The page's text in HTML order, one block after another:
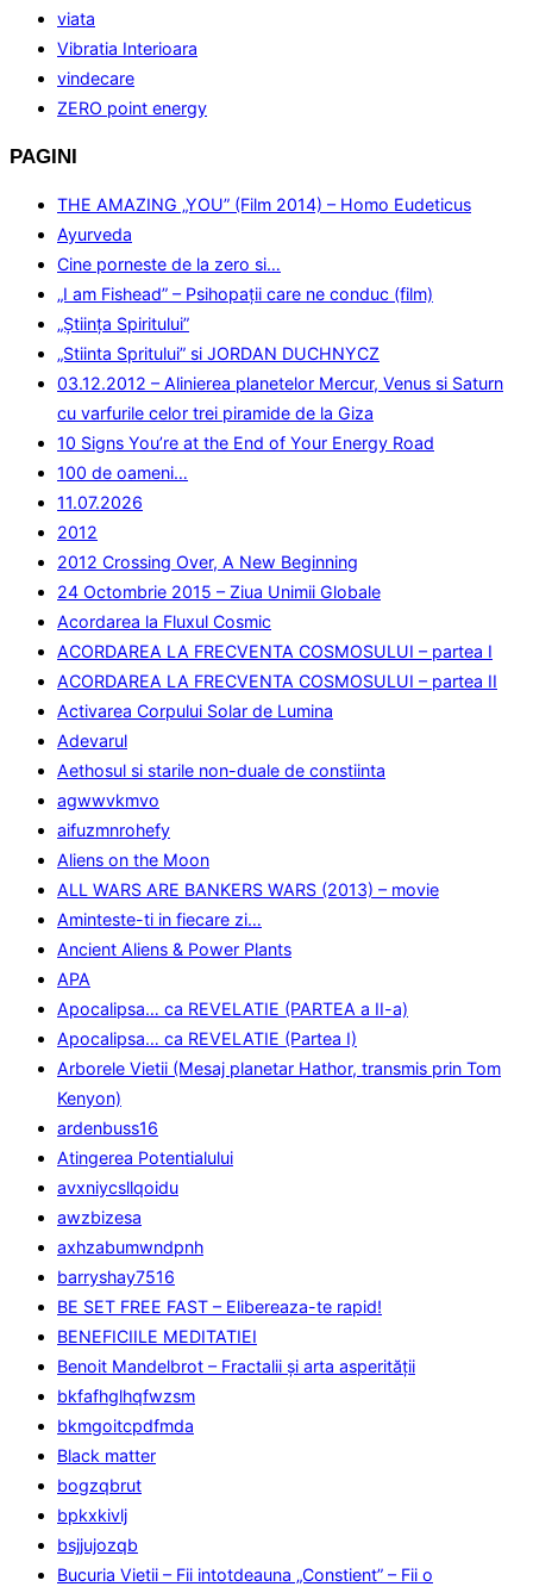
viata
Vibratia Interioara
vindecare
ZERO point energy
PAGINI
THE AMAZING „YOU” (Film 2014) – Homo Eudeticus
Ayurveda
Cine porneste de la zero si…
„I am Fishead” – Psihopații care ne conduc (film)
„Ştiinţa Spiritului”
„Stiinta Spritului” si JORDAN DUCHNYCZ
03.12.2012 – Alinierea planetelor Mercur, Venus si Saturn
cu varfurile celor trei piramide de la Giza
10 Signs You’re at the End of Your Energy Road
100 de oameni…
11.07.2026
2012
2012 Crossing Over, A New Beginning
24 Octombrie 2015 – Ziua Unimii Globale
Acordarea la Fluxul Cosmic
ACORDAREA LA FRECVENTA COSMOSULUI – partea I
ACORDAREA LA FRECVENTA COSMOSULUI – partea II
Activarea Corpului Solar de Lumina
Adevarul
Aethosul si starile non-duale de constiinta
agwwvkmvo
aifuzmnrohefy
Aliens on the Moon
ALL WARS ARE BANKERS WARS (2013) – movie
Aminteste-ti in fiecare zi…
Ancient Aliens & Power Plants
APA
Apocalipsa… ca REVELATIE (PARTEA a II-a)
Apocalipsa… ca REVELATIE (Partea I)
Arborele Vietii (Mesaj planetar Hathor, transmis prin Tom
Kenyon)
ardenbuss16
Atingerea Potentialului
avxniycsllqoidu
awzbizesa
axhzabumwndpnh
barryshay7516
BE SET FREE FAST – Elibereaza-te rapid!
BENEFICIILE MEDITATIEI
Benoit Mandelbrot – Fractalii și arta asperității
bkfafhglhqfwzsm
bkmgoitcpdfmda
Black matter
bogzqbrut
bpkxkivlj
bsjjujozqb
Bucuria Vietii – Fii intotdeauna „Constient” – Fii o